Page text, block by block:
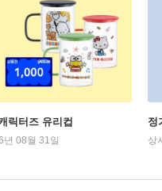
릭터즈 유리컵
08월 31일
정
상